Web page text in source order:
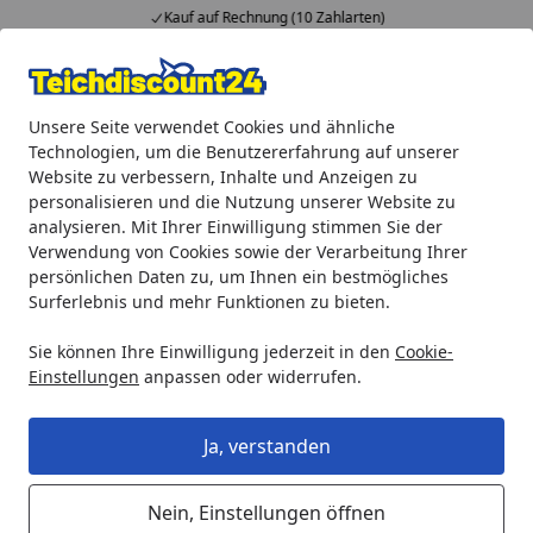
Unsere Seite verwendet Cookies und ähnliche
Technologien, um die Benutzererfahrung auf unserer
Website zu verbessern, Inhalte und Anzeigen zu
personalisieren und die Nutzung unserer Website zu
analysieren. Mit Ihrer Einwilligung stimmen Sie der
Verwendung von Cookies sowie der Verarbeitung Ihrer
persönlichen Daten zu, um Ihnen ein bestmögliches
Surferlebnis und mehr Funktionen zu bieten.
Sie können Ihre Einwilligung jederzeit in den Cookie-
Einstellungen anpassen oder widerrufen.
Ja, verstanden
Nein, Einstellungen öffnen
Kauf auf Rechnung (10 Zahlarten)
Alle Produkte
Mein Konto
Suchen
Startseite
Gardenforma Ersatz-Wetterschutzhaube für Gasbrenner,
Gardenforma Ersatz-
Wetterschutzhaube für Gasbrenner,
aus Kanevas Textil, passend für
Feuerstelle: Katla